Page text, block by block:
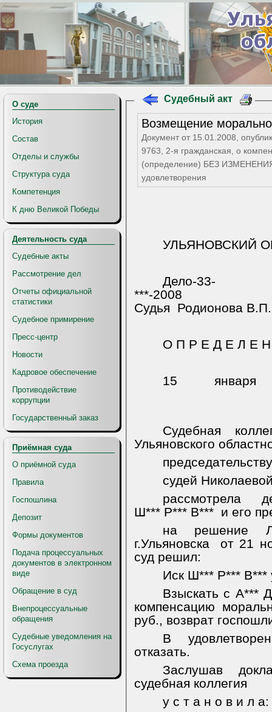
О суде
История
Состав
Отделы и службы
Структура суда
Компетенция
К дню Великой Победы
Деятельность суда
Судебные акты
Рассмотрение дел
Отчеты официальной
статистики
Судебное примирение
Пресс-центр
Новости
Кадровое обеспечение
Противодействие
коррупции
Государственный заказ
Приёмная суда
О приёмной суда
Правила
Госпошлина
Депозит
Формы документов
Подача процессуальных
документов в электронном
виде
Обращение в суд
Внепроцессуальные
обращения
Судебные уведомления на
Госуслугах
Схема проезда
Судебный акт
Возмещение
Документ от 15.01.2008,
9763, 2-я гражданская, о
(определение) БЕЗ
удовлетворения
УЛЬЯНОВСКИЙ
Дело-33-
***-2008
Судья Родионова В.П.
О П Р Е Д Е Л Е
15
Судебная
Ульяновского
судей
рассмотрела
Ш*** Р*** В*** и его
на решение
г.Ульяновска
от 21
суд решил:
Иск Ш*** Р*** В***
Взыскать с А***
компенсацию
руб., возврат
В
отказать.
Заслушав
судебная коллегия
у с т а н о в и л а: